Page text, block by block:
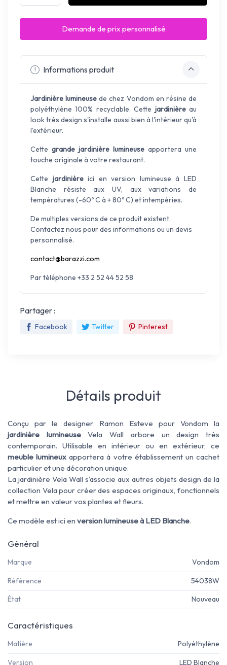
Demande de prix personnalisé
Informations produit
Jardinière lumineusede chez Vondom en résine de
polyéthylène 100% recyclable.Cette jardinièreau
look très design s'installe aussi bien à l'intérieur qu'à
l'extérieur.
Cette grande jardinière lumineuse apportera une
touche originale à votre restaurant.
Cette jardinièreici en version lumineuse à LED
Blanche résiste aux UV, aux variations de
températures (-60º C à + 80º C) et intempéries.
De multiples versions de ce produit existent.
Contactez nous pour des informations ou un devis
personnalisé.
contact@barazzi.com
Par téléphone +33 2 52 44 52 58
Partager :
Facebook Twitter Pinterest
Détails produit
Conçu par le designer Ramon Esteve pour Vondom la
jardinière lumineuseVela Wall arbore un design très
contemporain. Utilisable en intérieur ou en extérieur, ce
meuble lumineux apportera à votre établissement un cachet
particulier et une décoration unique.
La jardinière Vela Wall s’associe aux autres objets design de la
collection Vela pour créer des espaces originaux, fonctionnels
et mettre en valeur vos plantes et fleurs.
Ce modèle est ici en version lumineuse à LED Blanche.
Général
Marque Vondom
Référence 54038W
État Nouveau
Caractéristiques
Matière Polyéthylène
Version LED Blanche